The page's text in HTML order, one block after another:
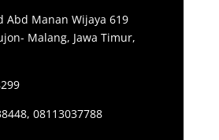
Abd Manan Wijaya 619
Malang, Jawa Timur,
08113037788